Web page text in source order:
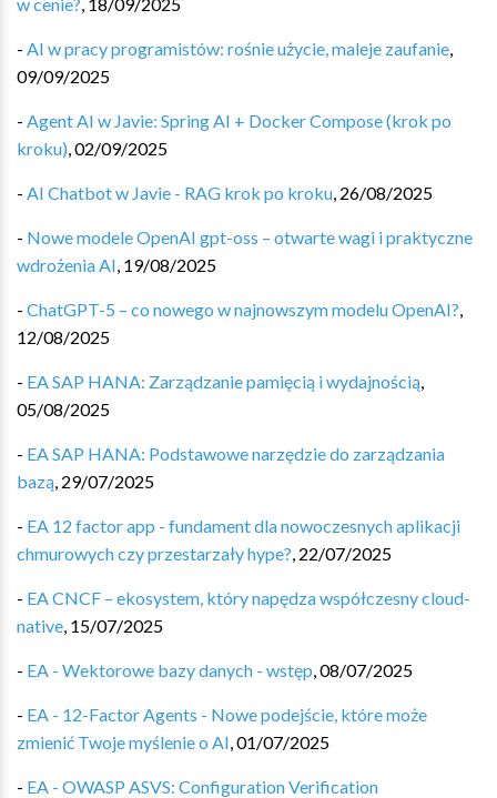
- AI w pracy programistów: rośnie użycie, maleje zaufanie,
09/09/2025
- Agent AI w Javie: Spring AI + Docker Compose (krok po
kroku),02/09/2025
- AI Chatbot w Javie - RAG krok po kroku, 26/08/2025
- Nowe modele OpenAI gpt-oss – otwarte wagi i praktyczne
wdrożenia AI, 19/08/2025
- ChatGPT-5 – co nowego w najnowszym modelu OpenAI?,
12/08/2025
- EA SAP HANA: Zarządzanie pamięcią i wydajnością,
05/08/2025
- EA SAP HANA: Podstawowe narzędzie do zarządzania
bazą, 29/07/2025
- EA 12 factor app - fundament dla nowoczesnych aplikacji
chmurowych czy przestarzały hype?, 22/07/2025
- EA CNCF – ekosystem, który napędza współczesny cloud-
native, 15/07/2025
- EA - Wektorowe bazy danych - wstęp,08/07/2025
- EA - 12-Factor Agents - Nowe podejście, które może
zmienić Twoje myślenie o AI,01/07/2025
- EA - OWASP ASVS: Configuration Verification